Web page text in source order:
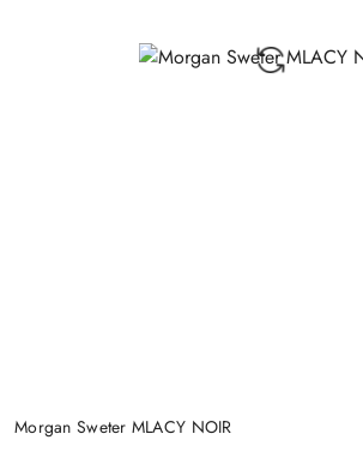
Morgan Sweter MLACY NOIR